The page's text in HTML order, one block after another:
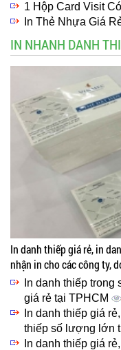
1 Hộp Card Visit
In Thẻ Nhựa Giá
IN NHANH DANH
In danh thiếp giá rẻ, in
nhận in cho các công ty,
In danh thiếp
giá rẻ tại TPHCM
In danh thiếp giá
thiếp số lượng lớn
In danh thiếp giá